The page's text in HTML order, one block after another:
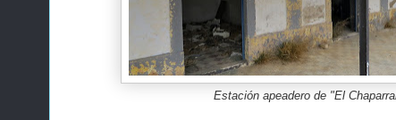
Estación apeadero de "El